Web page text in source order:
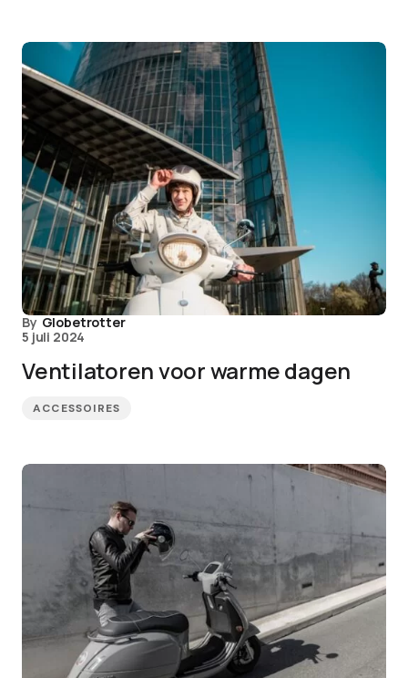
By Globetrotter
5 juli 2024
Ventilatoren voor warme dagen
ACCESSOIRES